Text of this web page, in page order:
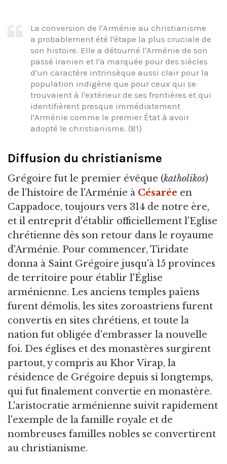
La conversion de l'Arménie au christianisme
a probablement été l'étape la plus cruciale de
son histoire. Elle a détourné l'Arménie de son
passé iranien et l'a marquée pour des siècles
d'un caractère intrinsèque aussi clair pour la
population indigène que pour ceux qui se
trouvaient à l'extérieur de ses frontières et qui
identifièrent presque immédiatement
l'Arménie comme le premier État à avoir
adopté le christianisme. (81)
Diffusion du christianisme
Grégoire fut le premier évêque (katholikos)
de l'histoire de l'Arménie à Césarée en
Cappadoce, toujours vers 314 de notre ère,
et il entreprit d'établir officiellement l'Eglise
chrétienne dès son retour dans le royaume
d'Arménie. Pour commencer, Tiridate
donna à Saint Grégoire jusqu'à 15 provinces
de territoire pour établir l'Église
arménienne. Les anciens temples païens
furent démolis, les sites zoroastriens furent
convertis en sites chrétiens, et toute la
nation fut obligée d'embrasser la nouvelle
foi. Des églises et des monastères surgirent
partout, y compris au Khor Virap, la
résidence de Grégoire depuis si longtemps,
qui fut finalement convertie en monastère.
L'aristocratie arménienne suivit rapidement
l'exemple de la famille royale et de
nombreuses familles nobles se convertirent
au christianisme.